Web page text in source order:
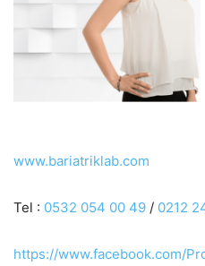
www.bariatriklab.com
Tel : 0532 054 00 49 / 0212
https://www.facebook.com/